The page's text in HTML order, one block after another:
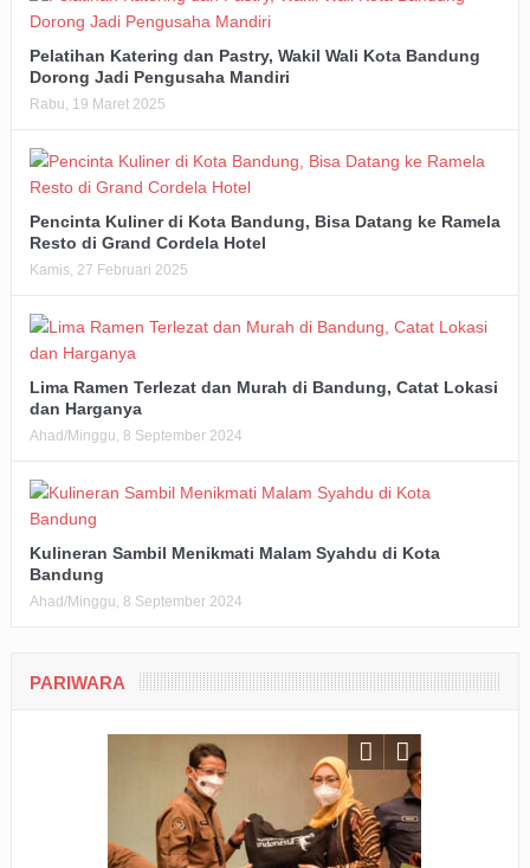
Pelatihan Katering dan Pastry, Wakil Wali Kota Bandung
Dorong Jadi Pengusaha Mandiri
Rabu, 19 Maret 2025
Pencinta Kuliner di Kota Bandung, Bisa Datang ke Ramela
Resto di Grand Cordela Hotel
Kamis, 27 Februari 2025
Lima Ramen Terlezat dan Murah di Bandung, Catat Lokasi
dan Harganya
Ahad/Minggu, 8 September 2024
Kulineran Sambil Menikmati Malam Syahdu di Kota
Bandung
Ahad/Minggu, 8 September 2024
PARIWARA